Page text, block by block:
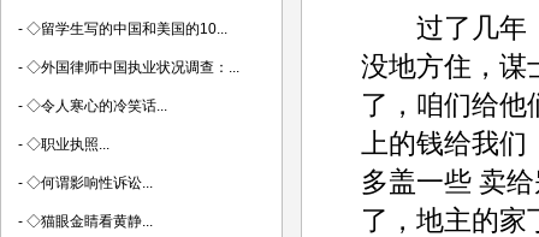
过了几年，
没地方住，谋
了，咱们给他
上的钱给我
多盖一些 卖
了，地主的家
- ◇留学生写的中国和美国的10...
- ◇外国律师中国执业状况调查：...
- ◇令人寒心的冷笑话...
- ◇职业执照...
- ◇何谓影响性诉讼...
- ◇猫眼金睛看黄静...